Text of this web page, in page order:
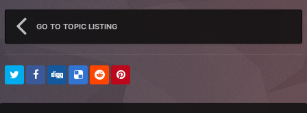
GO TO TOPIC LISTING